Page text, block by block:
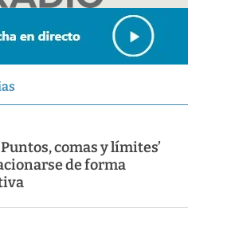
comas y límites’
de forma